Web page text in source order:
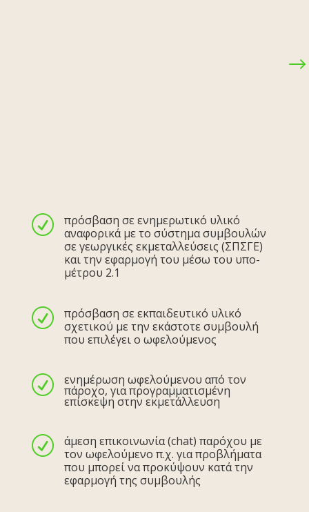
$
R
πρόσβαση σε ενημερωτικό υλικό
αναφορικά με το σύστημα συμβουλών
σε γεωργικές εκμεταλλεύσεις (ΣΠΣΓΕ)
και την εφαρμογή του μέσω του υπο-
μέτρου 2.1
R
πρόσβαση σε εκπαιδευτικό υλικό
σχετικού με την εκάστοτε συμβουλή
που επιλέγει ο ωφελούμενος
R ενημέρωση ωφελούμενου από τον
πάροχο, για προγραμματισμένη
επίσκεψη στην εκμετάλλευση
R
άμεση επικοινωνία (chat) παρόχου με
τον ωφελούμενο π.χ. για προβλήματα
που μπορεί να προκύψουν κατά την
εφαρμογή της συμβουλής